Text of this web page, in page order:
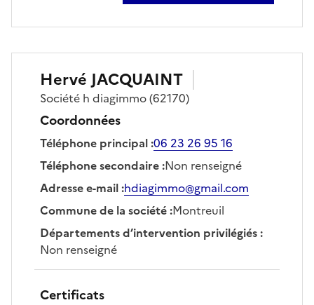
Hervé JACQUAINT
Société h diagimmo(62170)
Coordonnées
Téléphone principal:06 23 26 95 16
Téléphone secondaire:Non renseigné
Adresse e-mail:hdiagimmo@gmail.com
Commune de la société:Montreuil
Départements d’intervention privilégiés:
Non renseigné
Certificats